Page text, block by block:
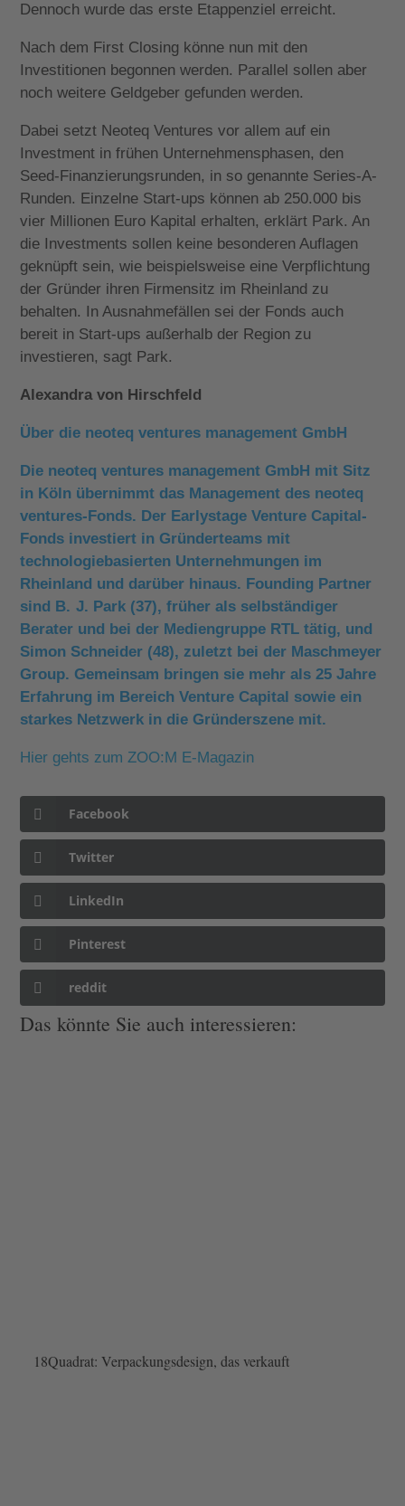
Dennoch wurde das erste Etappenziel erreicht.
Nach dem First Closing könne nun mit den
Investitionen begonnen werden. Parallel sollen aber
noch weitere Geldgeber gefunden werden.
Dabei setzt Neoteq Ventures vor allem auf ein
Investment in frühen Unternehmensphasen, den
Seed-Finanzierungsrunden, in so genannte Series-A-
Runden. Einzelne Start-ups können ab 250.000 bis
vier Millionen Euro Kapital erhalten, erklärt Park. An
die Investments sollen keine besonderen Auflagen
geknüpft sein, wie beispielsweise eine Verpflichtung
der Gründer ihren Firmensitz im Rheinland zu
behalten. In Ausnahmefällen sei der Fonds auch
bereit in Start-ups außerhalb der Region zu
investieren, sagt Park.
Alexandra von Hirschfeld
Über die neoteq ventures management GmbH
Die neoteq ventures management GmbH mit Sitz
in Köln übernimmt das Management des neoteq
ventures-Fonds. Der Earlystage Venture Capital-
Fonds investiert in Gründerteams mit
technologiebasierten Unternehmungen im
Rheinland und darüber hinaus. Founding Partner
sind B. J. Park (37), früher als selbständiger
Berater und bei der Mediengruppe RTL tätig, und
Simon Schneider (48), zuletzt bei der Maschmeyer
Group. Gemeinsam bringen sie mehr als 25 Jahre
Erfahrung im Bereich Venture Capital sowie ein
starkes Netzwerk in die Gründerszene mit.
Hier gehts zum ZOO:M E-Magazin
Facebook
Twitter
LinkedIn
Pinterest
reddit
Das könnte Sie auch interessieren:
18Quadrat: Verpackungsdesign, das verkauft